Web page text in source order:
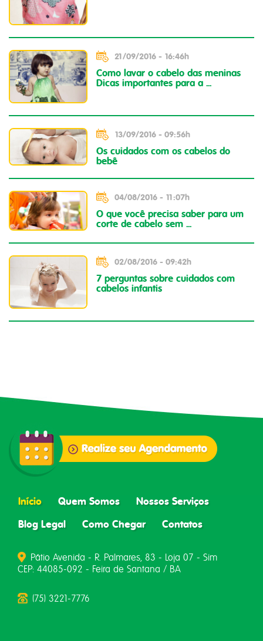
21/09/2016 - 16:46h
Como lavar o cabelo das meninas
Dicas importantes para a ...
13/09/2016 - 09:56h
Os cuidados com os cabelos do
bebê
04/08/2016 - 11:07h
O que você precisa saber para um
corte de cabelo sem ...
02/08/2016 - 09:42h
7 perguntas sobre cuidados com
cabelos infantis
Início Quem Somos
Nossos Serviços
Blog Legal
Como Chegar Contatos
Pátio Avenida - R. Palmares, 83 - Loja 07 - Sim
CEP: 44085-092 - Feira de Santana / BA
(75) 3221-7776